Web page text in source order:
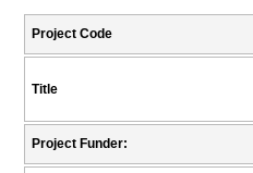
Project Code
Title
Project Funder: